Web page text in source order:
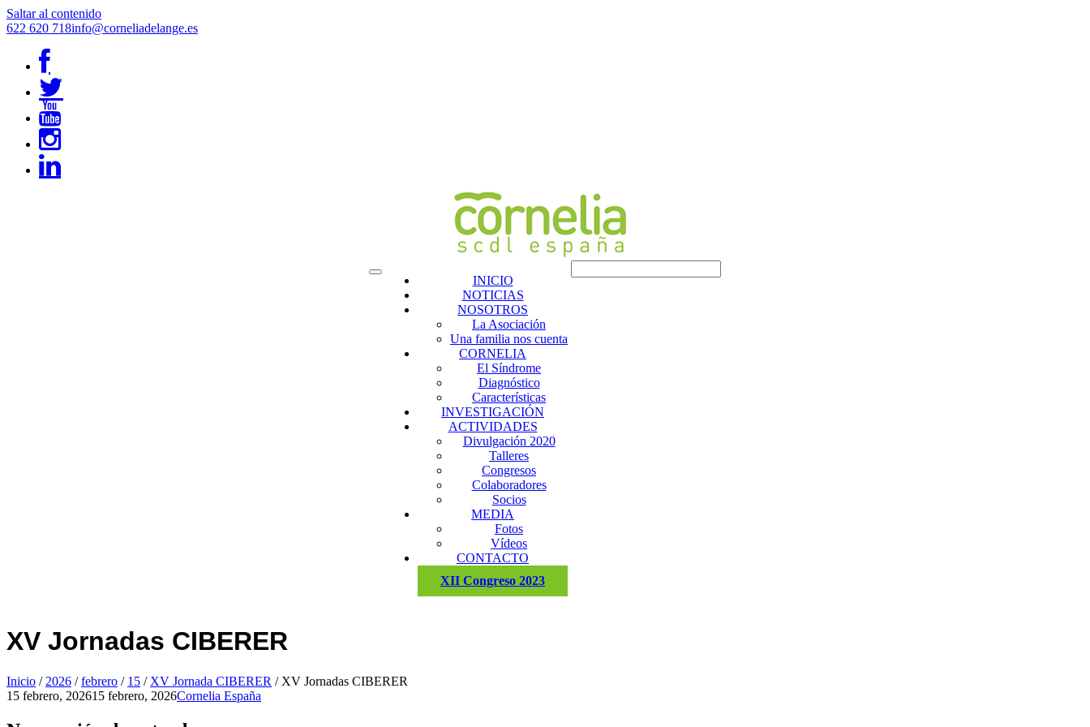
Saltar al contenido
622 620 718info@corneliadelange.es
INICIO
NOTICIAS
NOSOTROS
La Asociación
Una familia nos cuenta
CORNELIA
El Síndrome
Diagnóstico
Características
INVESTIGACIÓN
ACTIVIDADES
Divulgación 2020
Talleres
Congresos
Colaboradores
Socios
MEDIA
Fotos
Vídeos
CONTACTO
XII Congreso 2023
XV Jornadas CIBERER
Inicio / 2026 / febrero / 15 / XV Jornada CIBERER / XV Jornadas CIBERER
15 febrero, 202615 febrero, 2026Cornelia España